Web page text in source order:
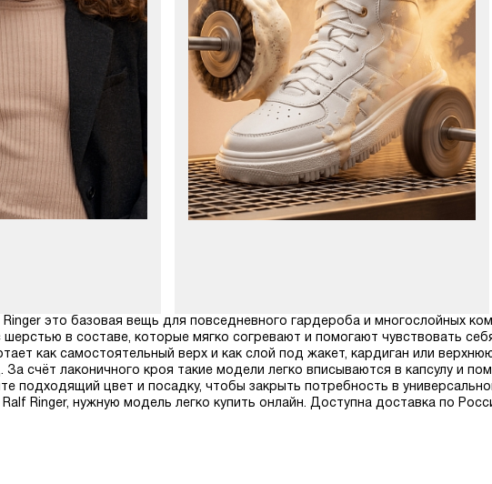
это базовая вещь для повседневного гардероба и многослойных
в составе, которые мягко согревают и помогают чувствовать
как самостоятельный верх и как слой под жакет, кардиган или
За счёт лаконичного кроя такие модели легко вписываются в капсулу и
подходящий цвет и посадку, чтобы закрыть потребность в
Ringer, нужную модель легко купить онлайн. Доступна доставка по